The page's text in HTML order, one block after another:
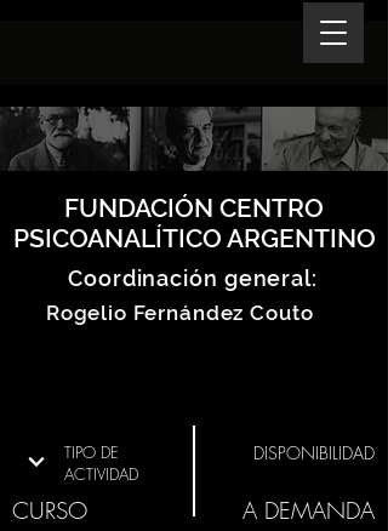
FUNDACIÓN CENTRO
PSICOANALÍTICO ARGENTINO
Coordinación general:
Rogelio Fernández Couto
TIPO DE
ACTIVIDAD
CURSO
DISPONIBILIDAD
A DEMANDA